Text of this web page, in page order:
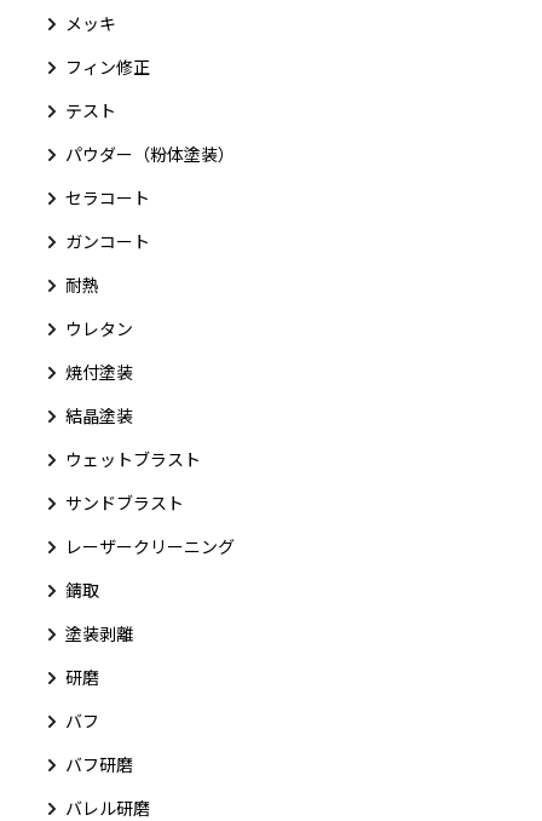
メッキ
フィン修正
テスト
パウダー（粉体塗装）
セラコート
ガンコート
耐熱
ウレタン
焼付塗装
結晶塗装
ウェットブラスト
サンドブラスト
レーザークリーニング
錆取
塗装剥離
研磨
バフ
バフ研磨
バレル研磨